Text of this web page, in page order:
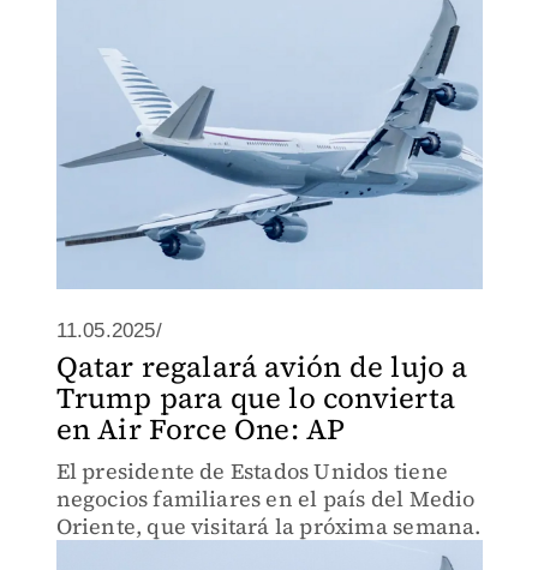
11.05.2025/
Qatar regalará avión de lujo a
Trump para que lo convierta
en Air Force One: AP
El presidente de Estados Unidos tiene
negocios familiares en el país del Medio
Oriente, que visitará la próxima semana.